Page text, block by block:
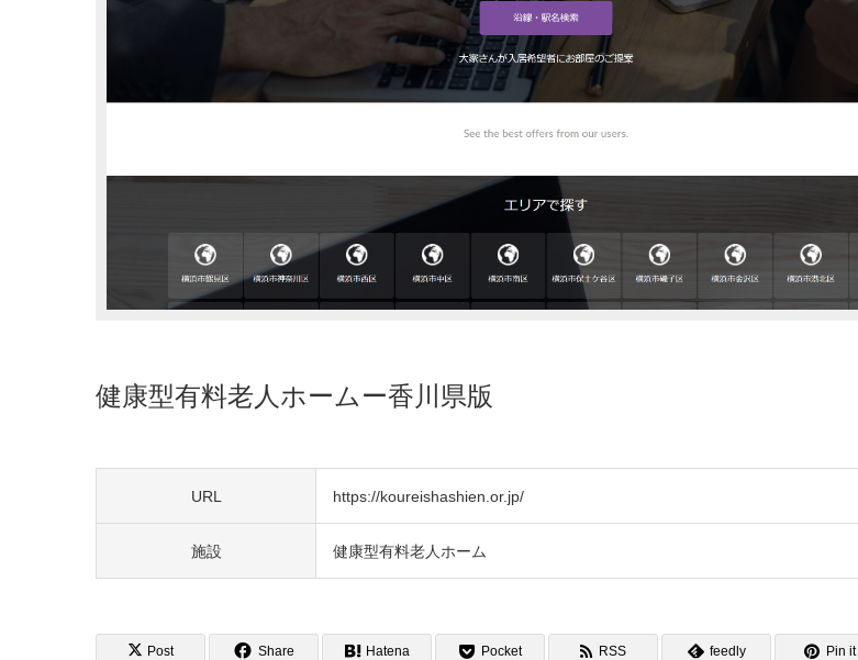
健康型有料老人ホームー香川県版
URL https://koureishashien.or.jp/
施設 健康型有料老人ホーム
Post Share Hatena Pocket RSS feedly Pin it